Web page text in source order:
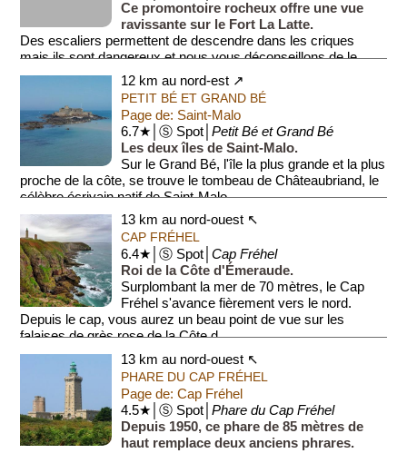
Ce promontoire rocheux offre une vue
ravissante sur le Fort La Latte.
Des escaliers permettent de descendre dans les criques
mais ils sont dangereux et nous vous déconseillons de le
faire, pour votr...
12 km au nord-est ↗
PETIT BÉ ET GRAND BÉ
Page de: Saint-Malo
6.7★│Ⓢ Spot│Petit Bé et Grand Bé
Les deux îles de Saint-Malo.
Sur le Grand Bé, l'île la plus grande et la plus
proche de la côte, se trouve le tombeau de Châteaubriand, le
célèbre écrivain natif de Saint-Malo.
Sur le Petit ...
13 km au nord-ouest ↖
CAP FRÉHEL
6.4★│Ⓢ Spot│Cap Fréhel
Roi de la Côte d'Émeraude.
Surplombant la mer de 70 mètres, le Cap
Fréhel s'avance fièrement vers le nord.
Depuis le cap, vous aurez un beau point de vue sur les
falaises de grès rose de la Côte d...
13 km au nord-ouest ↖
PHARE DU CAP FRÉHEL
Page de: Cap Fréhel
4.5★│Ⓢ Spot│Phare du Cap Fréhel
Depuis 1950, ce phare de 85 mètres de
haut remplace deux anciens phrares.